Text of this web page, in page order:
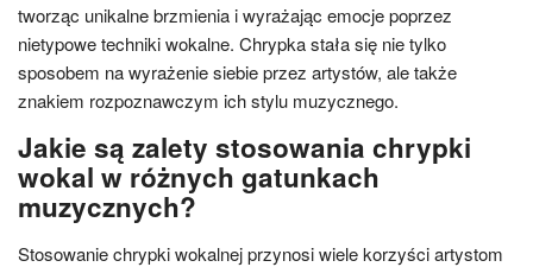
tworząc unikalne brzmienia i wyrażając emocje poprzez
nietypowe techniki wokalne. Chrypka stała się nie tylko
sposobem na wyrażenie siebie przez artystów, ale także
znakiem rozpoznawczym ich stylu muzycznego.
Jakie są zalety stosowania chrypki
wokal w różnych gatunkach
muzycznych?
Stosowanie chrypki wokalnej przynosi wiele korzyści artystom